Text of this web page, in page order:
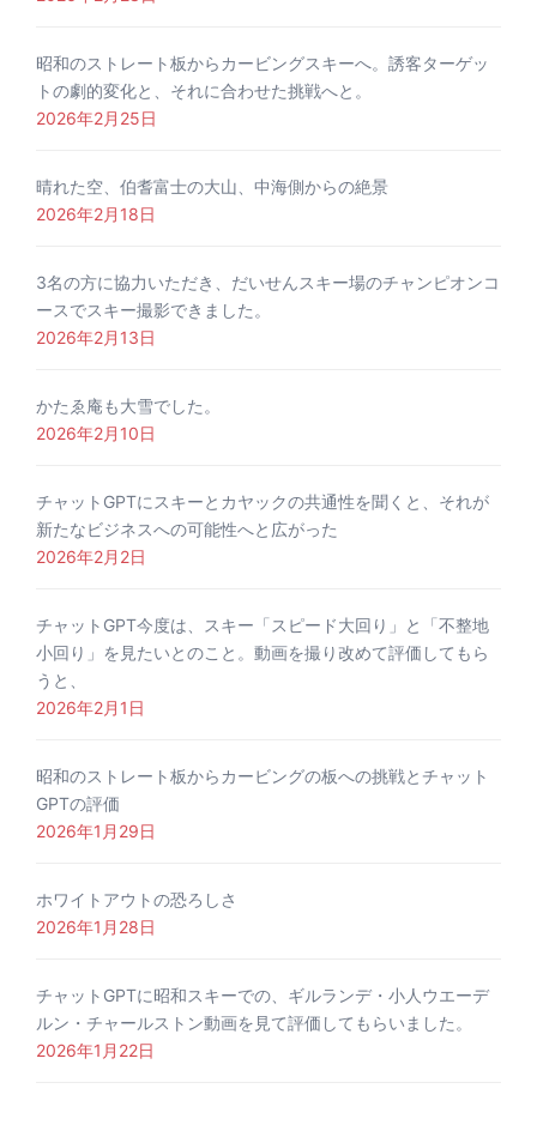
昭和のストレート板からカービングスキーへ。誘客ターゲッ
トの劇的変化と、それに合わせた挑戦へと。
2026年2月25日
晴れた空、伯耆富士の大山、中海側からの絶景
2026年2月18日
3名の方に協力いただき、だいせんスキー場のチャンピオンコ
ースでスキー撮影できました。
2026年2月13日
かたゑ庵も大雪でした。
2026年2月10日
チャットGPTにスキーとカヤックの共通性を聞くと、それが
新たなビジネスへの可能性へと広がった
2026年2月2日
チャットGPT今度は、スキー「スピード大回り」と「不整地
小回り」を見たいとのこと。動画を撮り改めて評価してもら
うと、
2026年2月1日
昭和のストレート板からカービングの板への挑戦とチャット
GPTの評価
2026年1月29日
ホワイトアウトの恐ろしさ
2026年1月28日
チャットGPTに昭和スキーでの、ギルランデ・小人ウエーデ
ルン・チャールストン動画を見て評価してもらいました。
2026年1月22日